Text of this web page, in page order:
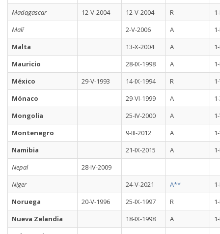
Madagascar 12-V-2004 12-V-2004 R
Malí
2-V-2006 A
Malta
13-X-2004 A
Mauricio
28-IX-1998 A
México
29-V-1993 14-IX-1994 R
Mónaco
29-VI-1999 A
Mongolia
25-IV-2000 A
Montenegro
9-III-2012 A
Namibia
21-IX-2015 A
Nepal
28-IV-2009
Niger
24-V-2021 A**
Noruega
20-V-1996 25-IX-1997 R
Nueva Zelandia
18-IX-1998 A